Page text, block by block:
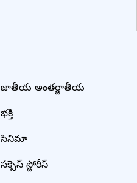
జాతీయ అంతర్జాతీయ
భక్తి
సినిమా
సక్సెస్ స్టోరీస్